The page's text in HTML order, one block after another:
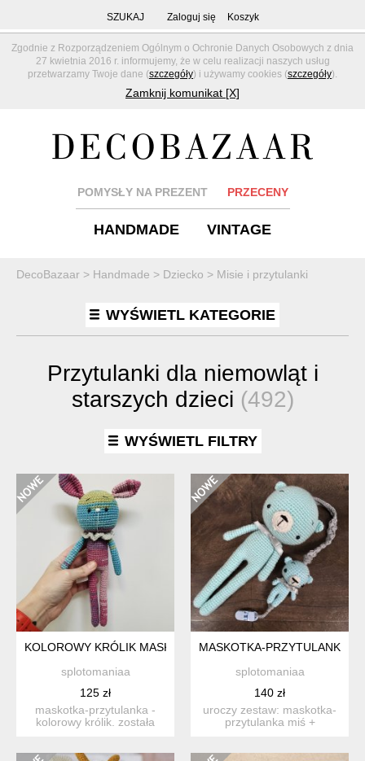
Zgodnie z Rozporządzeniem Ogólnym o Ochronie Danych Osobowych z dnia
27 kwietnia 2016 r. informujemy, że w celu realizacji naszych usług
przetwarzamy Twoje dane (szczegóły) i używamy cookies (szczegóły).
Zamknij komunikat [X]
SZUKAJ Zaloguj się Koszyk
POMYSŁY NA PREZENT PRZECENY
HANDMADE VINTAGE
DecoBazaar > Handmade > Dziecko > Misie i przytulanki
WYŚWIETL KATEGORIE
Przytulanki dla niemowląt i
starszych dzieci (492)
WYŚWIETL FILTRY
KOLOROWY KRÓLIK MASKOTKA SZYDEŁKOWA HANDMADE
splotomaniaa
125 zł
maskotka-przytulanka -
kolorowy królik. została
MASKOTKA-PRZYTULANKA
splotomaniaa
140 zł
uroczy zestaw: maskotka-
przytulanka miś +